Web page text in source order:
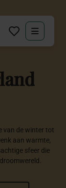
van de winter tot
aan warmte,
sfeer die